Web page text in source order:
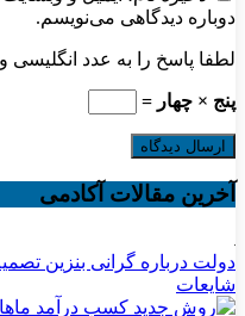
دوباره دیدگاهی می‌نویسم.
لطفا پاسخ را به عدد انگلیسی
پنج × چهار =
آخرین مقالات آکادمی
دولت درباره گرانی بنزین
شایعات